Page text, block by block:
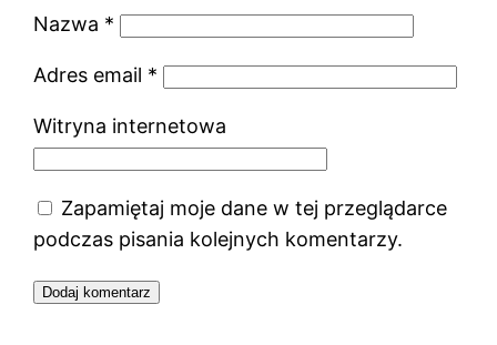
Nazwa *
Adres email *
Witryna internetowa
Zapamiętaj moje dane w tej przeglądarce
podczas pisania kolejnych komentarzy.